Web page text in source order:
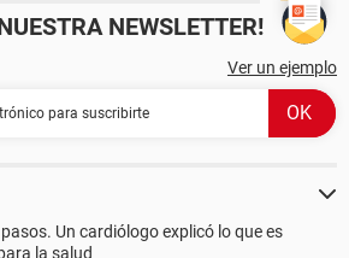
NEWSLETTER!
Ver un ejemplo
Un cardiólogo explicó lo que es
la salud